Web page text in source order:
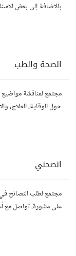
بالاضافة إلى بعض
الصحة والطب
مجتمع لمناقشة
حول الوقاية، العلاج،
انصحني
مجتمع لطلب النصائح
على مشورة. تواصل مع